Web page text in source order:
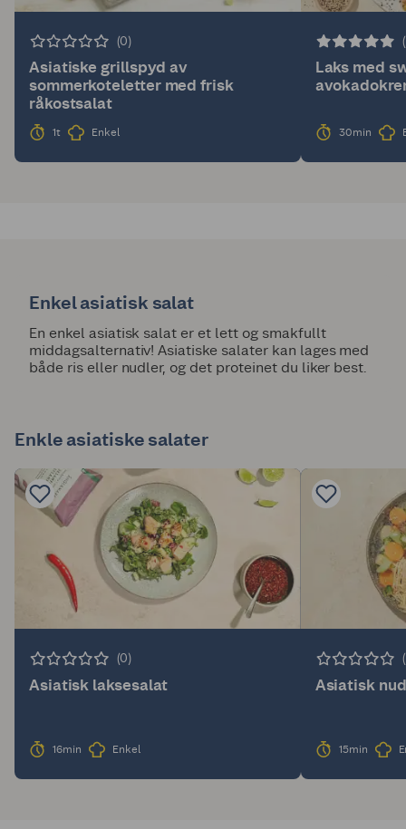
(0)
Asiatiske grillspyd av
sommerkoteletter med frisk
råkostsalat
1t Enkel
Laks med
30min
Enkel asiatisk salat
En enkel asiatisk salat er et lett og smakfullt
middagsalternativ! Asiatiske salater kan lages med
både ris eller nudler, og det proteinet du liker best.
Enkle asiatiske salater
(0)
Asiatisk laksesalat
16min Enkel
Asiatisk
15min